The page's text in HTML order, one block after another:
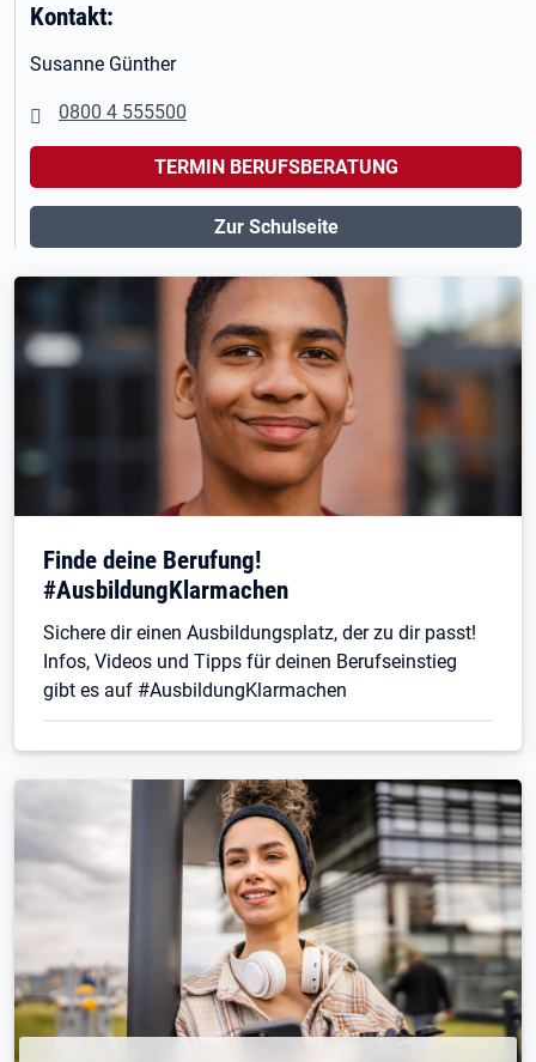
Kontakt:
Susanne Günther
0800 4 555500
TERMIN BERUFSBERATUNG
Zur Schulseite
Finde deine Berufung!
#AusbildungKlarmachen
Sichere dir einen Ausbildungsplatz, der zu dir passt!
Infos, Videos und Tipps für deinen Berufseinstieg
gibt es auf #AusbildungKlarmachen